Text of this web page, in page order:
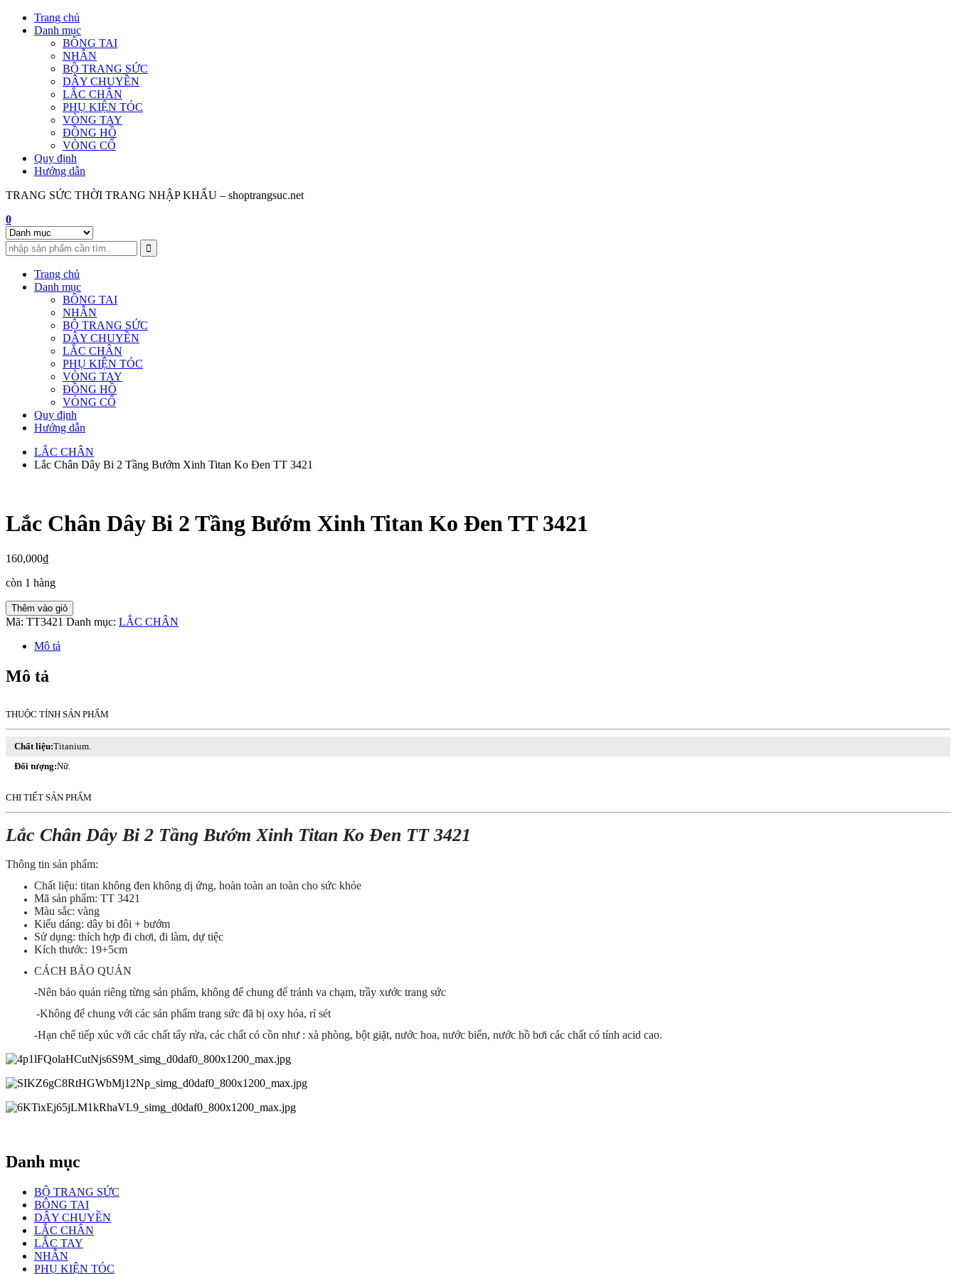
Skip
Trang chủ
Danh mục
BÔNG TAI
NHẪN
BỘ TRANG SỨC
DÂY CHUYỀN
LẮC CHÂN
PHỤ KIỆN TÓC
VÒNG TAY
ĐỒNG HỒ
VÒNG CỔ
Quy định
Hướng dẫn
TRANG SỨC THỜI TRANG NHẬP KHẨU – shoptrangsuc.net
0
Trang chủ
Danh mục
BÔNG TAI
NHẪN
BỘ TRANG SỨC
DÂY CHUYỀN
LẮC CHÂN
PHỤ KIỆN TÓC
VÒNG TAY
ĐỒNG HỒ
VÒNG CỔ
Quy định
Hướng dẫn
LẮC CHÂN
Lắc Chân Dây Bi 2 Tầng Bướm Xinh Titan Ko Đen TT 3421
Lắc Chân Dây Bi 2 Tầng Bướm Xinh Titan Ko Đen TT 3421
160,000₫
còn 1 hàng
Lắc
Chân
Tầng
Bướm
Titan
Ko
TT
số
Thêm vào giỏ
Mã: TT3421 Danh mục: LẮC CHÂN
Mô tả
Mô tả
THUỘC TÍNH SẢN PHẨM
Chất liệu:Titanium.
Đối tượng:Nữ.
CHI TIẾT SẢN PHẨM
Lắc Chân Dây Bi 2 Tầng Bướm Xinh Titan Ko Đen TT 3421
Thông tin sản phẩm:
Chất liệu: titan không đen không dị ứng, hoàn toàn an toàn cho sức khỏe
Mã sản phẩm: TT 3421
Màu sắc: vàng
Kiểu dáng: dây bi đôi + bướm
Sử dụng: thích hợp đi chơi, đi làm, dự tiệc
Kích thước: 19+5cm
CÁCH BẢO QUẢN
-Nên bảo quản riêng từng sản phẩm, không để chung để tránh va chạm, trầy xước trang sức
-Không để chung với các sản phẩm trang sức đã bị oxy hóa, rỉ sét
-Hạn chế tiếp xúc với các chất tẩy rửa, các chất có cồn như : xà phòng, bột giặt, nước hoa, nước biển, nước hồ bơi các chất có tính acid cao.
Danh mục
BỘ TRANG SỨC
BÔNG TAI
DÂY CHUYỀN
LẮC CHÂN
LẮC TAY
NHẪN
PHỤ KIỆN TÓC